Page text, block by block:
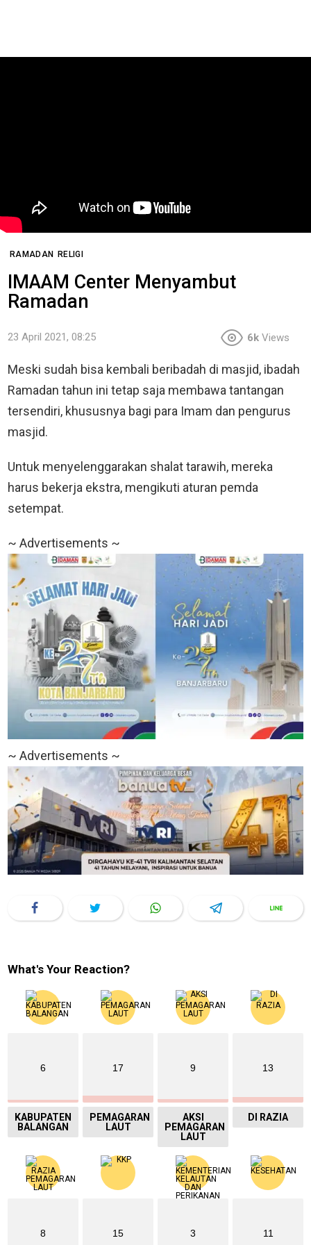
RAMADAN RELIGI
IMAAM Center Menyambut
Ramadan
23 April 2021, 08:25 6k Views
Meski sudah bisa kembali beribadah di masjid, ibadah
Ramadan tahun ini tetap saja membawa tantangan
tersendiri, khususnya bagi para Imam dan pengurus
masjid.
Untuk menyelenggarakan shalat tarawih, mereka
harus bekerja ekstra, mengikuti aturan pemda
setempat.
~ Advertisements ~
~ Advertisements ~
What's Your Reaction?
6
KABUPATEN
BALANGAN
17
PEMAGARAN
LAUT
9
AKSI
PEMAGARAN
LAUT
13
DI RAZIA
8 15 3 11